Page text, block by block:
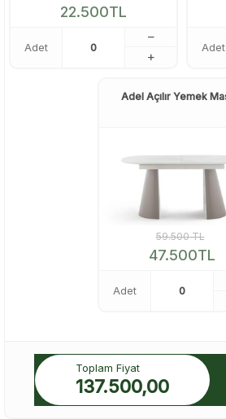
22.500TL
Adet Adet
Adel Açılır Yemek
59.500TL
47.500TL
Adet
Toplam Fiyat
137.500,00